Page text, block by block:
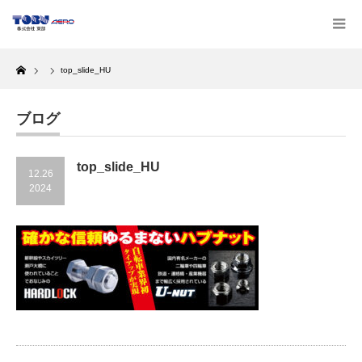
Home
top_slide_HU
ブログ
12.26
2024
top_slide_HU